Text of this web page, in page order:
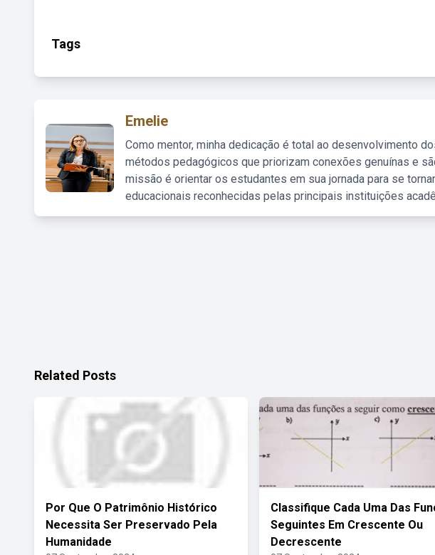
Tags
Emelie
Como mentor, minha dedicação é total ao desenvolvimento
métodos pedagógicos que priorizam conexões genuínas e
missão é orientar os estudantes em sua jornada para se
educacionais reconhecidas pelas principais instituições
Related Posts
Por Que O Patrimônio Histórico
Necessita Ser Preservado Pela
Humanidade
Classifique Cada Uma Das
Seguintes Em Crescente Ou
Decrescente